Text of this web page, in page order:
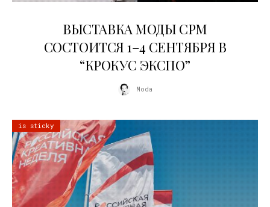
ВЫСТАВКА МОДЫ CPM
СОСТОИТСЯ 1–4 СЕНТЯБРЯ В
“КРОКУС ЭКСПО”
Moda
is sticky